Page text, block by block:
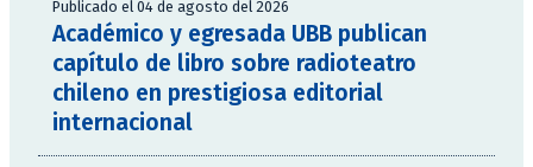
Publicado el 04 de agosto del 2026
Académico y egresada UBB publican
capítulo de libro sobre radioteatro
chileno en prestigiosa editorial
internacional